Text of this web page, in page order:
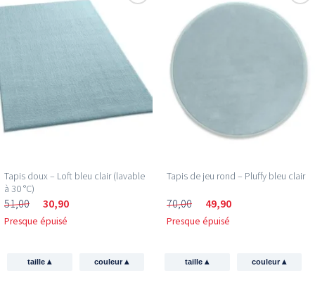
Tapis doux – Loft bleu clair (lavable
à 30 °C)
51,00 30,90
Presque épuisé
taille▴ couleur▴
Tapis de jeu rond – Pluffy bleu clair
70,00 49,90
Presque épuisé
taille▴ couleur▴